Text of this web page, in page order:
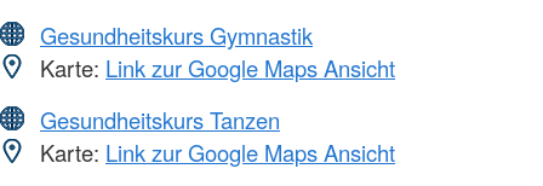
Gesundheitskurs Gymnastik
Karte: Link zur Google Maps Ansicht
Gesundheitskurs Tanzen
Karte: Link zur Google Maps Ansicht